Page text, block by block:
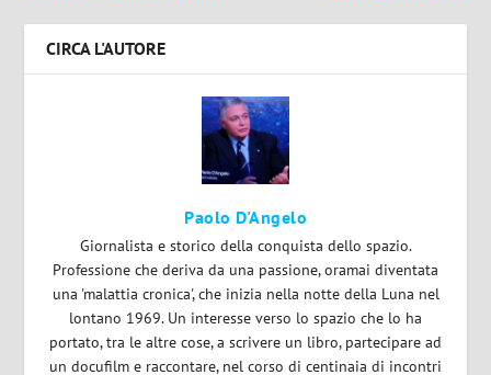
CIRCA L'AUTORE
Paolo D'Angelo
Giornalista e storico della conquista dello spazio.
Professione che deriva da una passione, oramai diventata
una 'malattia cronica', che inizia nella notte della Luna nel
lontano 1969. Un interesse verso lo spazio che lo ha
portato, tra le altre cose, a scrivere un libro, partecipare ad
un docufilm e raccontare, nel corso di centinaia di incontri